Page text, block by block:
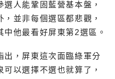
人能鞏固藍營基本盤，
並非每個選區都悲觀，
他最看好屏東第2選區。
出，屏東這次面臨綠軍分
以選擇不選也就算了，